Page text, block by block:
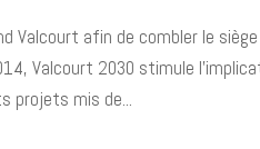
Valcourt afin de combler le siège
Valcourt 2030 stimule
projets mis de...